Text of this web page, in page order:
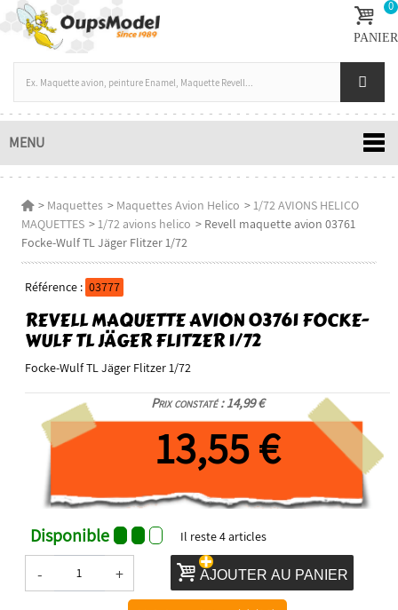
0
PANIER
MENU
> Maquettes > Maquettes Avion Helico >1/72 AVIONS HELICO
MAQUETTES >1/72 avions helico > Revell maquette avion 03761
Focke-Wulf TL Jäger Flitzer 1/72
Référence : 03777
REVELL MAQUETTE AVION 03761 FOCKE-
WULF TL JÄGER FLITZER 1/72
Focke-Wulf TL Jäger Flitzer 1/72
Prix constaté : 14,99 €
13,55 €
Disponible Il reste4articles
- + AJOUTER AU PANIER